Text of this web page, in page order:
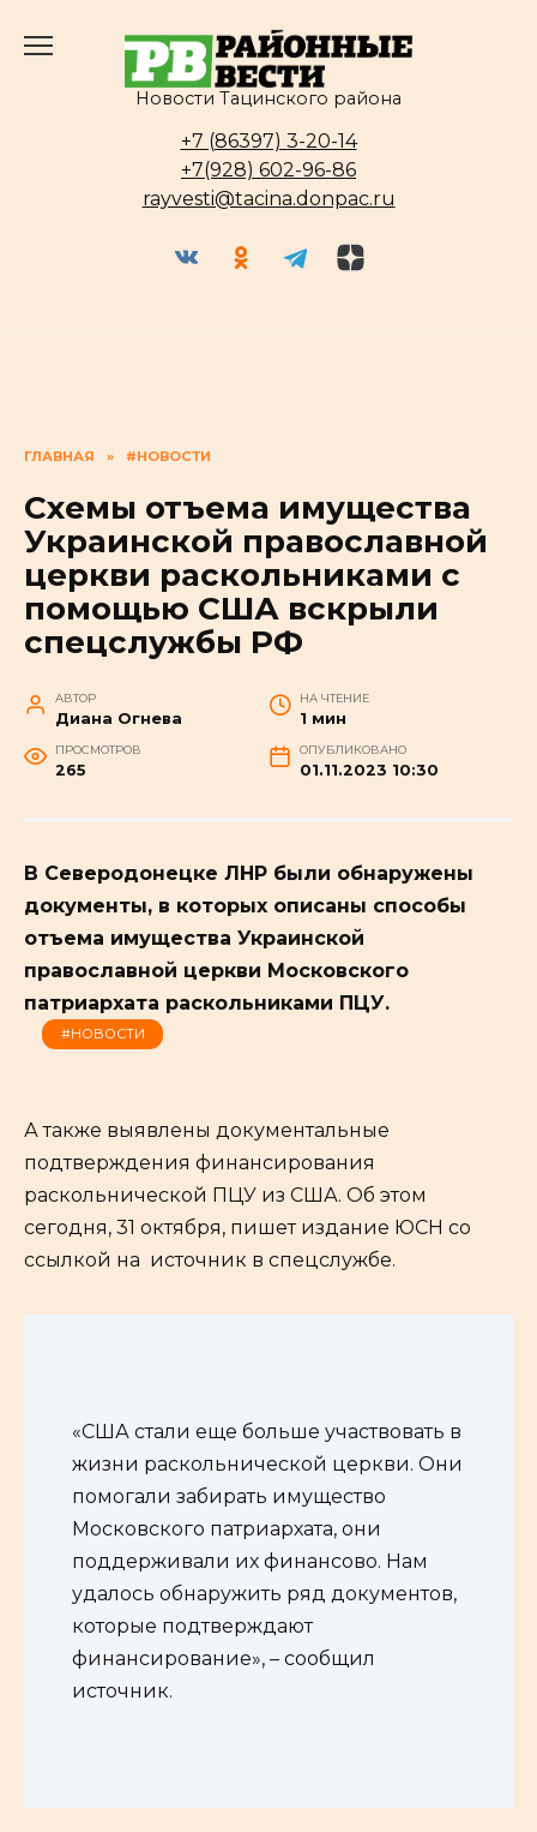
Новости Тацинского района
+7 (86397) 3-20-14
+7(928) 602-96-86
rayvesti@tacina.donpac.ru
ГЛАВНАЯ » #НОВОСТИ
Схемы отъема имущества
Украинской православной
церкви раскольниками с
помощью США вскрыли
спецслужбы РФ
АВТОР
Диана Огнева
НА ЧТЕНИЕ
1 мин
ПРОСМОТРОВ
265
ОПУБЛИКОВАНО
01.11.2023 10:30
В Северодонецке ЛНР были обнаружены
документы, в которых описаны способы
отъема имущества Украинской
православной церкви Московского
патриархата раскольниками ПЦУ.
#НОВОСТИ
А также выявлены документальные
подтверждения финансирования
раскольнической ПЦУ из США. Об этом
сегодня, 31 октября, пишет издание ЮСН со
ссылкой на источник в спецслужбе.
«США стали еще больше участвовать в
жизни раскольнической церкви. Они
помогали забирать имущество
Московского патриархата, они
поддерживали их финансово. Нам
удалось обнаружить ряд документов,
которые подтверждают
финансирование», – сообщил
источник.